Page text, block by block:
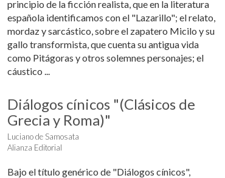
principio de la ficción realista, que en la literatura
española identificamos con el "Lazarillo"; el relato,
mordaz y sarcástico, sobre el zapatero Micilo y su
gallo transformista, que cuenta su antigua vida
como Pitágoras y otros solemnes personajes; el
cáustico ...
Diálogos cínicos "(Clásicos de
Grecia y Roma)"
Luciano de Samosata
Alianza Editorial
Bajo el título genérico de "Diálogos cínicos",